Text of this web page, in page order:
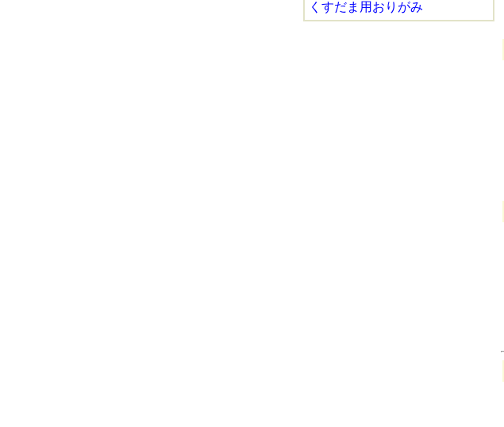
くすだま用おりがみ